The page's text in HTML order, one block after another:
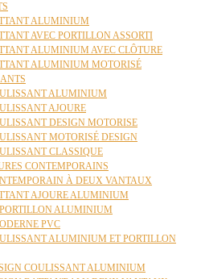
ALUMINIUM
AVEC PORTILLON ASSORTI
ALUMINIUM AVEC CLÔTURE
ALUMINIUM MOTORISÉ
ALUMINIUM
AJOURE
DESIGN MOTORISE
MOTORISÉ DESIGN
CLASSIQUE
CONTEMPORAINS
À DEUX VANTAUX
AJOURE ALUMINIUM
ALUMINIUM
PVC
ALUMINIUM ET PORTILLON
COULISSANT ALUMINIUM